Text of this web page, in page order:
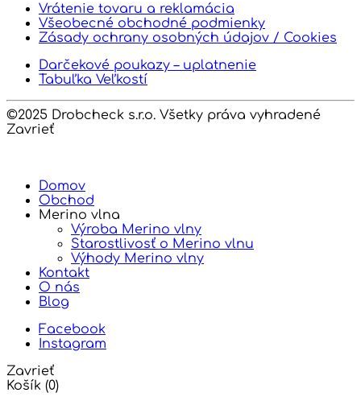
Vrátenie tovaru a reklamácia
Všeobecné obchodné podmienky
Zásady ochrany osobných údajov / Cookies
Darčekové poukazy – uplatnenie
Tabuľka Veľkostí
©2025 Drobcheck s.r.o. Všetky práva vyhradené
Zavrieť
Domov
Obchod
Merino vlna
Výroba Merino vlny
Starostlivosť o Merino vlnu
Výhody Merino vlny
Kontakt
O nás
Blog
Facebook
Instagram
Zavrieť
Košík (0)